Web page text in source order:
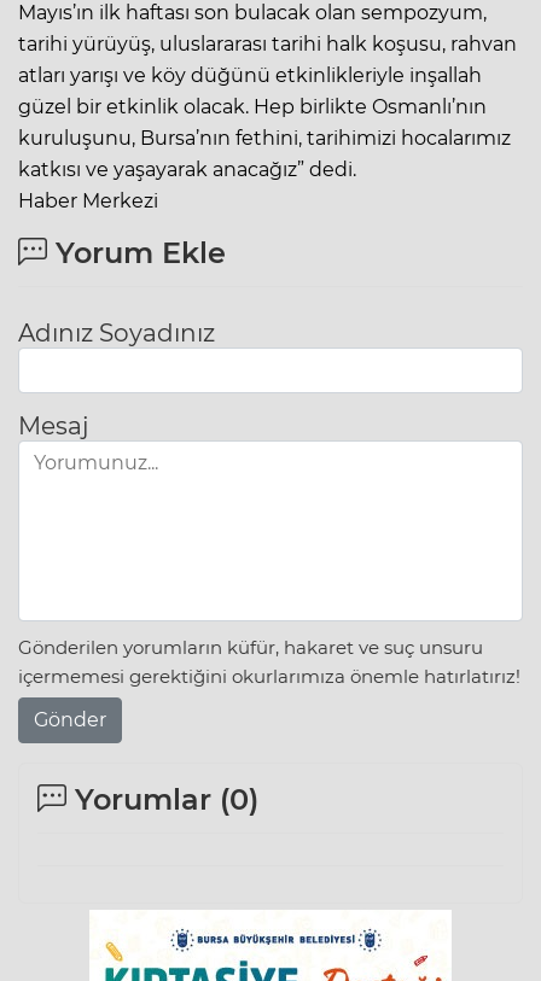
Mayıs’ın ilk haftası son bulacak olan sempozyum,
tarihi yürüyüş, uluslararası tarihi halk koşusu, rahvan
atları yarışı ve köy düğünü etkinlikleriyle inşallah
güzel bir etkinlik olacak. Hep birlikte Osmanlı’nın
kuruluşunu, Bursa’nın fethini, tarihimizi hocalarımız
katkısı ve yaşayarak anacağız” dedi.
Haber Merkezi
Yorum Ekle
Adınız Soyadınız
Mesaj
Gönderilen yorumların küfür, hakaret ve suç unsuru
içermemesi gerektiğini okurlarımıza önemle hatırlatırız!
Gönder
Yorumlar (0)